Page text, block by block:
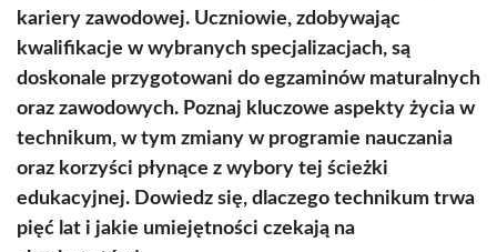
kariery zawodowej. Uczniowie, zdobywając
kwalifikacje w wybranych specjalizacjach, są
doskonale przygotowani do egzaminów maturalnych
oraz zawodowych. Poznaj kluczowe aspekty życia w
technikum, w tym zmiany w programie nauczania
oraz korzyści płynące z wybory tej ścieżki
edukacyjnej. Dowiedz się, dlaczego technikum trwa
pięć lat i jakie umiejętności czekają na